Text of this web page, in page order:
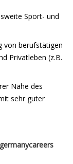
Sport- und
von berufstätigen
Privatleben (z.B.
Nähe des
sehr guter